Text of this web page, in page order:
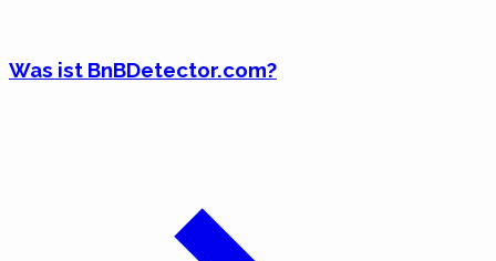
Was ist BnBDetector.com?